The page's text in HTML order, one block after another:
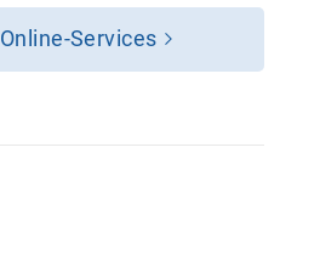
Online-Services